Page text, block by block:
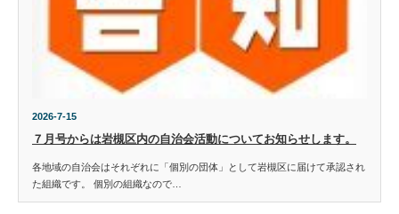
2026-7-15
７月号からは岩槻区内の自治会活動についてお知らせします。
各地域の自治会はそれぞれに「個別の団体」として岩槻区に届けて承認され
た組織です。 個別の組織なので…